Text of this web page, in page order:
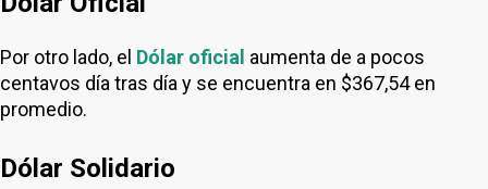
Por otro lado, el Dólar oficial aumenta de a pocos
centavos día tras día y se encuentra en $367,54 en
promedio.
Dólar Solidario